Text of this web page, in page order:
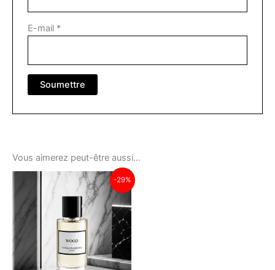
E-mail *
Vous aimerez peut-être aussi…
-29%